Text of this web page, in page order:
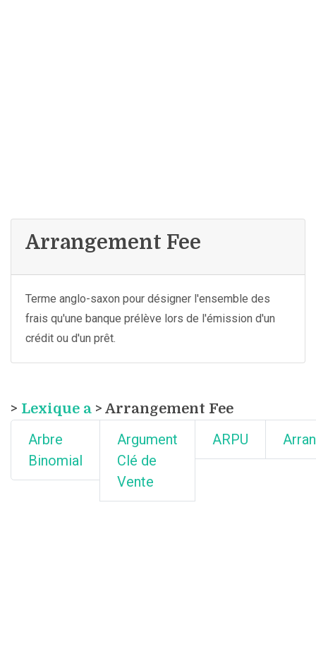
Arrangement Fee
Terme anglo-saxon pour désigner l'ensemble des
frais qu'une banque prélève lors de l'émission d'un
crédit ou d'un prêt.
> Lexique a > Arrangement Fee
Arbre
Binomial
Argument
Clé de
Vente
ARPU